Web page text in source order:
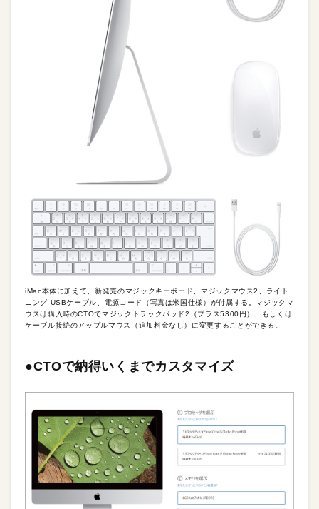
iMac本体に加えて、新発売のマジックキーボード、マジックマウス2、ライト
ニング-USBケーブル、電源コード（写真は米国仕様）が付属する。マジックマ
ウスは購入時のCTOでマジックトラックパッド2（プラス5300円）、もしくは
ケーブル接続のアップルマウス（追加料金なし）に変更することができる。
●CTOで納得いくまでカスタマイズ